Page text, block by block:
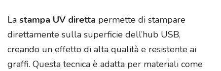
La stampa UV diretta permette di stampare
direttamente sulla superficie dell’hub USB,
creando un effetto di alta qualità e resistente ai
graffi. Questa tecnica è adatta per materiali come